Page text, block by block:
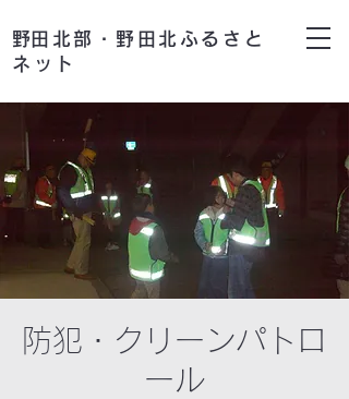
​野田北部・野田北ふるさと
ネット
防犯・クリーンパトロ
ール